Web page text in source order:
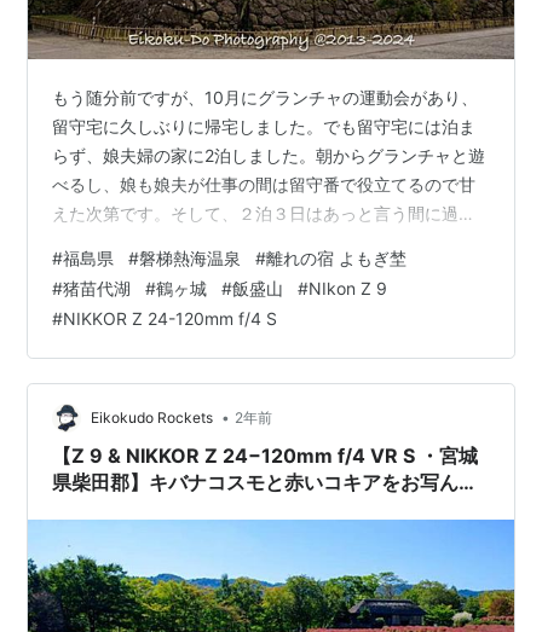
もう随分前ですが、10月にグランチャの運動会があり、
留守宅に久しぶりに帰宅しました。でも留守宅には泊ま
らず、娘夫婦の家に2泊しました。朝からグランチャと遊
べるし、娘も娘夫が仕事の間は留守番で役立てるので甘
えた次第です。そして、２泊３日はあっと言う間に過
た。折角休みを取っているので磐梯熱海温泉に泊まって
観光してから帰仙しました。千葉との往復は、以前のカ
ローラツーリングも快適でしたが、初期型でしたので安
全装備は今ほどではなかった訳ですが、メルセデスGLB
はより安全で快適で愉しめ増した。 運動会は大三元レン
ズフル出動でしたが、旅のカメラシシステムは、…
#福島県 #磐梯熱海温泉 #離れの宿 よもぎ埜
#猪苗代湖 #鶴ヶ城 #飯盛山 #NIkon Z 9
#NIKKOR Z 24-120mm f/4 S
Eikokudo Rockets • 2年前
【Z 9 & NIKKOR Z 24−120mm f/4 VR S ・宮城
県柴田郡】キバナコスモと赤いコキアをお写ん